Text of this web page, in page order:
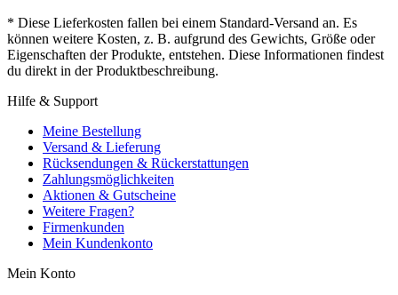
* Diese Lieferkosten fallen bei einem Standard-Versand an. Es
können weitere Kosten, z. B. aufgrund des Gewichts, Größe oder
Eigenschaften der Produkte, entstehen. Diese Informationen findest
du direkt in der Produktbeschreibung.
Hilfe & Support
Meine Bestellung
Versand & Lieferung
Rücksendungen & Rückerstattungen
Zahlungsmöglichkeiten
Aktionen & Gutscheine
Weitere Fragen?
Firmenkunden
Mein Kundenkonto
Mein Konto